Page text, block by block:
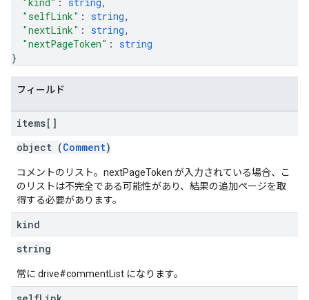
"selfLink" : string,
"nextLink" : string,
"nextPageToken" : string
}
フィールド
items[]
object (Comment)
コメントのリスト。nextPageToken が入力されている場合、こ
のリストは不完全である可能性があり、結果の追加ページを取
得する必要があります。
kind
string
常に drive#commentList になります。